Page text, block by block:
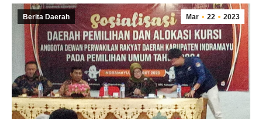
Mar 22 2023
Berita Daerah